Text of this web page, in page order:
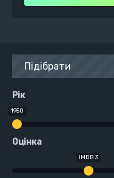
Підібрати
Рік
1950
Оцінка
IMDB 3